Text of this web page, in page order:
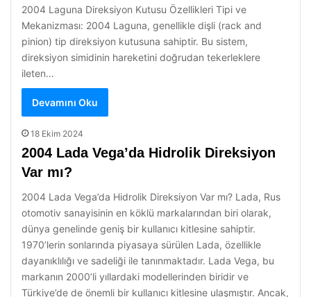
2004 Laguna Direksiyon Kutusu Özellikleri Tipi ve
Mekanizması: 2004 Laguna, genellikle dişli (rack and
pinion) tip direksiyon kutusuna sahiptir. Bu sistem,
direksiyon simidinin hareketini doğrudan tekerleklere
ileten…
Devamını Oku
18 Ekim 2024
2004 Lada Vega’da Hidrolik Direksiyon
Var mı?
2004 Lada Vega’da Hidrolik Direksiyon Var mı? Lada, Rus
otomotiv sanayisinin en köklü markalarından biri olarak,
dünya genelinde geniş bir kullanıcı kitlesine sahiptir.
1970’lerin sonlarında piyasaya sürülen Lada, özellikle
dayanıklılığı ve sadeliği ile tanınmaktadır. Lada Vega, bu
markanın 2000’li yıllardaki modellerinden biridir ve
Türkiye’de de önemli bir kullanıcı kitlesine ulaşmıştır. Ancak,